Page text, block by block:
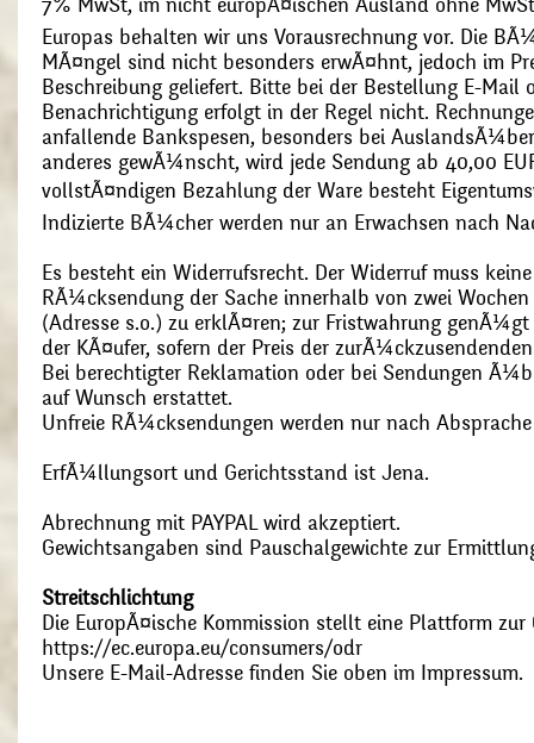
7% MwSt, im nicht europÃ¤ischen Ausland ohne
Europas behalten wir uns Vorausrechnung vor. Die
MÃ¤ngel sind nicht besonders erwÃ¤hnt, jedoch im
Beschreibung geliefert. Bitte bei der Bestellung E-Mail
Benachrichtigung erfolgt in der Regel nicht.
anfallende Bankspesen, besonders bei
anderes gewÃ¼nscht, wird jede Sendung ab 40,00
vollstÃ¤ndigen Bezahlung der Ware besteht
Indizierte BÃ¼cher werden nur an Erwachsen nach
Es besteht ein Widerrufsrecht. Der Widerruf muss
RÃ¼cksendung der Sache innerhalb von zwei
(Adresse s.o.) zu erklÃ¤ren; zur Fristwahrung
der KÃ¤ufer, sofern der Preis der
Bei berechtigter Reklamation oder bei Sendungen
auf Wunsch erstattet.
Unfreie RÃ¼cksendungen werden nur nach
ErfÃ¼llungsort und Gerichtsstand ist Jena.
Abrechnung mit PAYPAL wird akzeptiert.
Gewichtsangaben sind Pauschalgewichte zur
Streitschlichtung
Die EuropÃ¤ische Kommission stellt eine Plattform
https://ec.europa.eu/consumers/odr
Unsere E-Mail-Adresse finden Sie oben im Impressum.